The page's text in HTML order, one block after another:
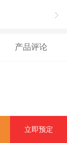
产品评论
立即预定